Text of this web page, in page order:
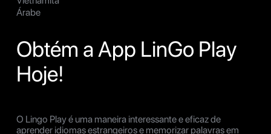
Árabe
Obtém a App LinGo Play
Hoje!
O Lingo Play é uma maneira interessante e eficaz de
aprender idiomas estrangeiros e memorizar palavras em